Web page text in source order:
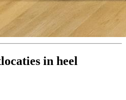
in heel